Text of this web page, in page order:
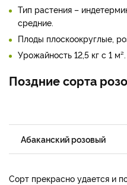
Тип растения –
средние.
Плоды плоскоокруглые,
Урожайность 12,5 кг с 1 м².
Поздние сорта
Абаканский розовый
Сорт прекрасно удается и